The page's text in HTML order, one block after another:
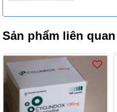
Sản phẩm liên quan